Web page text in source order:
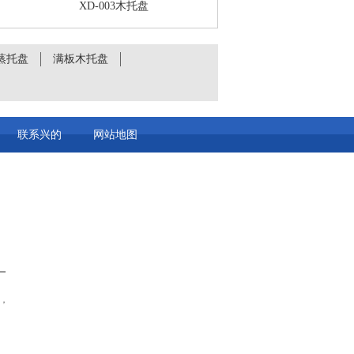
XD-003木托盘
托盘 满板木托盘
联系兴的 网站地图